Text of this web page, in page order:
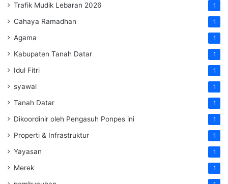
Trafik Mudik Lebaran 2026 1
Cahaya Ramadhan 1
Agama 1
Kabupaten Tanah Datar 1
Idul Fitri 1
syawal 1
Tanah Datar 1
Dikoordinir oleh Pengasuh Ponpes ini 1
Properti & Infrastruktur 1
Yayasan 1
Merek 1